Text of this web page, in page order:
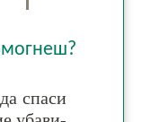
спа­си